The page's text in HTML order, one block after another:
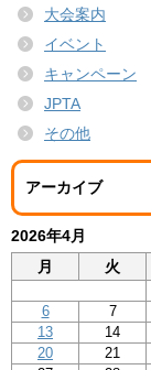
大会案内
イベント
キャンペーン
JPTA
その他
アーカイブ
2026年4月
月
火
6
7
13
14
20
21